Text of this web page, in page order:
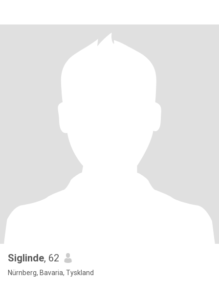
Siglinde, 62
Nürnberg, Bavaria, Tyskland